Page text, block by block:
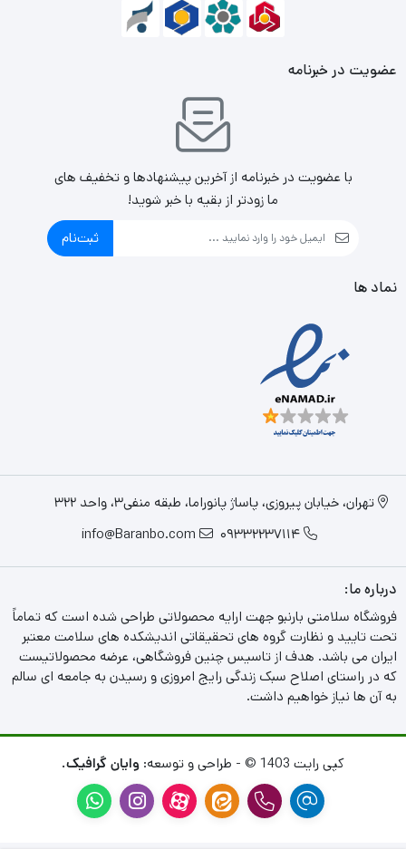
عضویت در خبرنامه
با عضویت در خبرنامه از آخرین پیشنهادها و تخفیف های
ما زودتر از بقیه با خبر شوید!
ثبت‌نام
نماد ها
تهران، خیابان پیروزی، پاساژ پانوراما، طبقه منفی3، واحد 322
09332237114
info@Baranbo.com
درباره ما:
فروشگاه سلامتی بارنبو جهت ارایه محصولاتی طراحی شده است که تماماً
تحت تایید و نظارت گروه های تحقیقاتی اندیشکده های سلامت معتبر
ایران می باشد. هدف از تاسیس چنین فروشگاهی، عرضه محصولاتیست
که در راستای اصلاح سبک زندگی رایج امروزی و رسیدن به جامعه ای سالم
به آن ها نیاز خواهیم داشت.
کپی رایت 1403 © - طراحی و توسعه: وایان گرافیک.